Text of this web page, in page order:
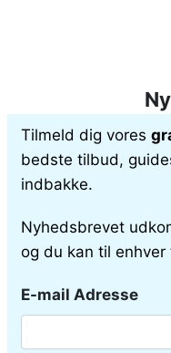
Tilmeld dig vores
bedste tilbud,
indbakke.
Nyhedsbrevet
og du kan til
E-mail Adresse